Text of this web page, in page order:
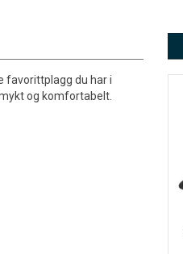
favorittplagg du har i
og komfortabelt.